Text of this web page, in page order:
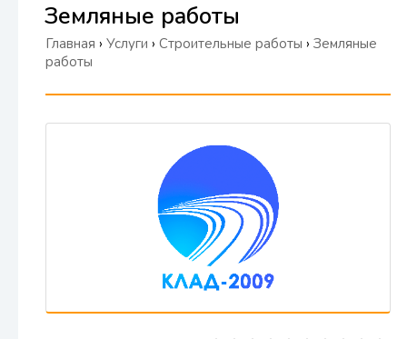
Земляные работы
Главная › Услуги › Строительные работы › Земляные
работы